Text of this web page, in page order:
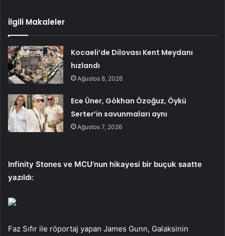
İlgili Makaleler
Kocaeli’de Dilovası Kent Meydanı
hızlandı
Ağustos 8, 2026
Ece Üner, Gökhan Özoğuz, Öykü
Serter’in savunmaları aynı
Ağustos 7, 2026
Infinity Stones ve MCU’nun hikayesi bir buçuk saatte
yazıldı:
Faz Sıfır ile röportaj yapan James Gunn, Galaksinin